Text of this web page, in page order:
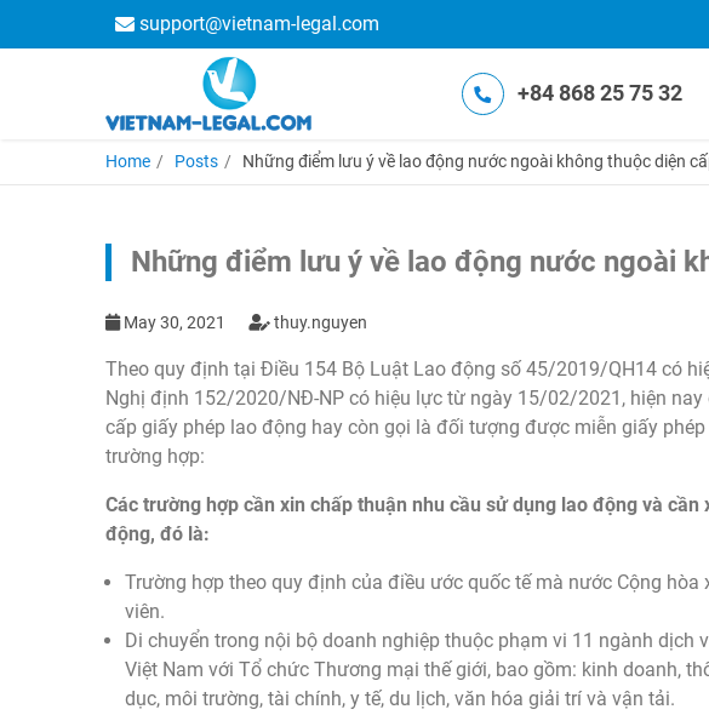
support@vietnam-legal.com
+84 868 25 75 32
Home Posts Những điểm lưu ý về lao động nước ngoài không thuộc diện
Những điểm lưu ý về lao động nước ngoài
May 30, 2021 thuy.nguyen
Theo quy định tại Điều 154 Bộ Luật Lao động số 45/2019/QH14 có
Nghị định 152/2020/NĐ-NP có hiệu lực từ ngày 15/02/2021, hiện
cấp giấy phép lao động hay còn gọi là đối tượng được miễn giấy
trường hợp:
Các trường hợp cần xin chấp thuận nhu cầu sử dụng lao động và cần
động, đó là:
Trường hợp theo quy định của điều ước quốc tế mà nước Cộng
viên.
Di chuyển trong nội bộ doanh nghiệp thuộc phạm vi 11 ngành dịch
Việt Nam với Tổ chức Thương mại thế giới, bao gồm: kinh doanh,
dục, môi trường, tài chính, y tế, du lịch, văn hóa giải trí và vận tải.